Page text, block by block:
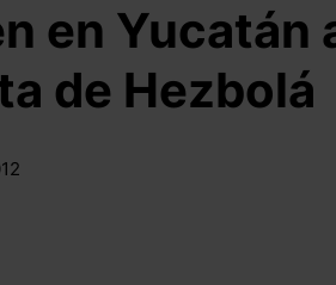
en Yucatán
de Hezbolá